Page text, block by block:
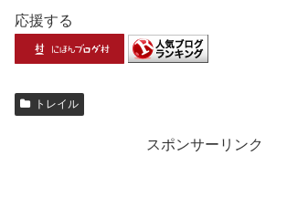
応援する
トレイル
スポンサーリンク